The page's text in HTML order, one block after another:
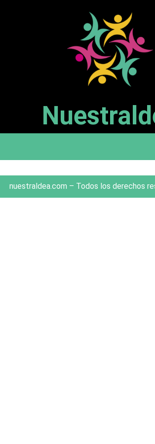
nuestraldea.com – Todos los derechos